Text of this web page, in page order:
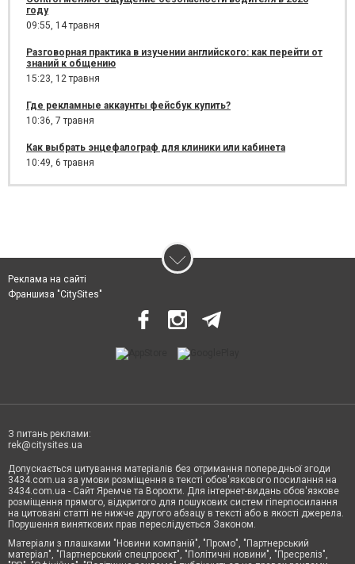
году
09:55, 14 травня
Разговорная практика в изучении английского: как перейти от
знаний к общению
15:23, 12 травня
Где рекламные аккаунты фейсбук купить?
10:36, 7 травня
Как выбрать энцефалограф для клиники или кабинета
10:49, 6 травня
Реклама на сайті
Франшиза "CitySites"
З питань реклами:
rek@citysites.ua
Допускається цитування матеріалів без отримання попередньої згоди
3434.com.ua за умови розміщення в тексті обов'язкового посилання на
3434.com.ua - Сайт Яремче та Ворохти. Для інтернет-видань обов'язкове
розміщення прямого, відкритого для пошукових систем гіперпосилання
на цитовані статті не нижче другого абзацу в тексті або в якості джерела.
Порушення виняткових прав переслідується Законом.
Матеріали з плашками "Новини компаній", "Промо", "Партнерський
матеріал", "Партнерський спецпроєкт", "Політичні новини", "Пресреліз",